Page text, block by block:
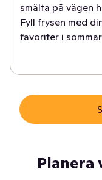
smälta på vägen
Fyll frysen med
favoriter i sommar
Planera